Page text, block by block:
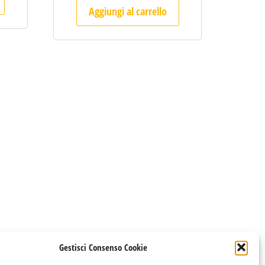
Gestisci Consenso Cookie
Aggiungi al carrello